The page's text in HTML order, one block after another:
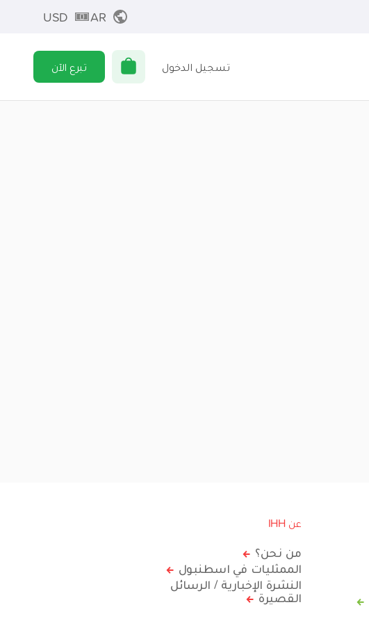
AR
USD
تسجيل الدخول تبرع الآن
عن IHH
من نحن؟
الممثليات في اسطنبول
النشرة الإخبارية / الرسائل
القصيرة